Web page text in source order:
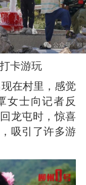
卡游玩
在村里，感觉
女士向记者反
龙屯时，惊喜
吸引了许多游